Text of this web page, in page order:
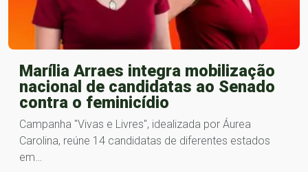
Marília Arraes integra mobilização
nacional de candidatas ao Senado
contra o feminicídio
Campanha "Vivas e Livres", idealizada por Áurea
Carolina, reúne 14 candidatas de diferentes estados
em…